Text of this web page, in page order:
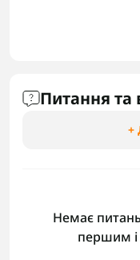
Питання та
+
Немає
першим і